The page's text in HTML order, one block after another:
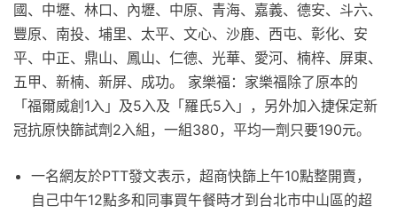
國、中壢、林口、內壢、中原、青海、嘉義、德安、斗六、
豐原、南投、埔里、太平、文心、沙鹿、西屯、彰化、安
平、中正、鼎山、鳳山、仁德、光華、愛河、楠梓、屏東、
五甲、新楠、新屏、成功。 家樂福：家樂福除了原本的
「福爾威創1入」及5入及「羅氏5入」，另外加入捷保定新
冠抗原快篩試劑2入組，一組380，平均一劑只要190元。
一名網友於PTT發文表示，超商快篩上午10點整開賣，
自己中午12點多和同事買午餐時才到台北市中山區的超